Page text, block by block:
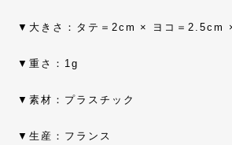
▼大きさ：タテ＝2cm × ヨコ＝2.5cm
▼重さ：1g
▼素材：プラスチック
▼生産：フランス